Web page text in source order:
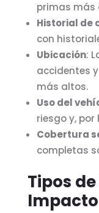
primas más
Historial de
con
Ubicación:
accidentes
más altos.
Uso del
riesgo y,
Cobertura
completas
Tipos